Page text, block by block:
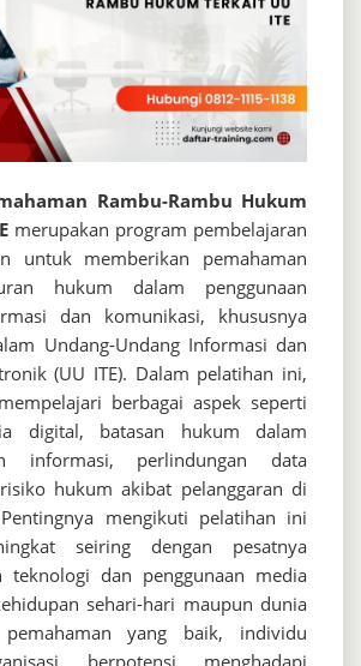
Rambu-Rambu Hukum
merupakan program pembelajaran
untuk memberikan pemahaman
hukum dalam penggunaan
dan komunikasi, khususnya
Undang-Undang Informasi dan
(UU ITE). Dalam pelatihan ini,
berbagai aspek seperti
digital, batasan hukum dalam
informasi, perlindungan data
hukum akibat pelanggaran di
mengikuti pelatihan ini
seiring dengan pesatnya
teknologi dan penggunaan media
sehari-hari maupun dunia
yang baik, individu